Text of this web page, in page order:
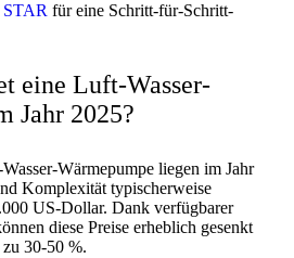
für eine Schritt-für-Schritt-
eine Luft-Wasser-
Jahr 2025?
Wärmepumpe liegen im Jahr
Komplexität typischerweise
US-Dollar. Dank verfügbarer
diese Preise erheblich gesenkt
30-50 %.